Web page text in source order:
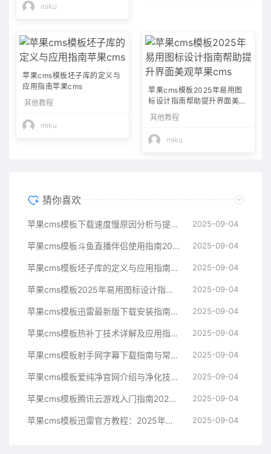
miku
苹果cms模板坯子库的定义与
应用指南苹果cms
其他教程
miku
苹果cms模板2025年易用图
标设计指南帮助提升界面美观
苹果cms
其他教程
miku
猜你喜欢
苹果cms模板下载速度慢原因分析与提升技巧指南苹果cms 2025-09-04
苹果cms模板斗鱼直播伴侣使用指南2025年新手必看苹果cms 2025-09-04
苹果cms模板坯子库的定义与应用指南苹果cms 2025-09-04
苹果cms模板2025年易用图标设计指南帮助提升界面美观苹果cms 2025-09-04
苹果cms模板迅雷最新版下载安装指南与常见问题解决方案苹果cms 2025-09-04
苹果cms模板热补丁技术详解及应用指南苹果cms 2025-09-04
苹果cms模板射手网字幕下载指南与常见问题解决方案苹果cms 2025-09-04
苹果cms模板爱纯净官网介绍与净化技术科普指南苹果cms 2025-09-04
苹果cms模板腾讯云游戏入门指南2025年最新技术解析苹果cms 2025-09-04
苹果cms模板迅雷官方教程：2025年最新下载与使用指南苹果cms 2025-09-04